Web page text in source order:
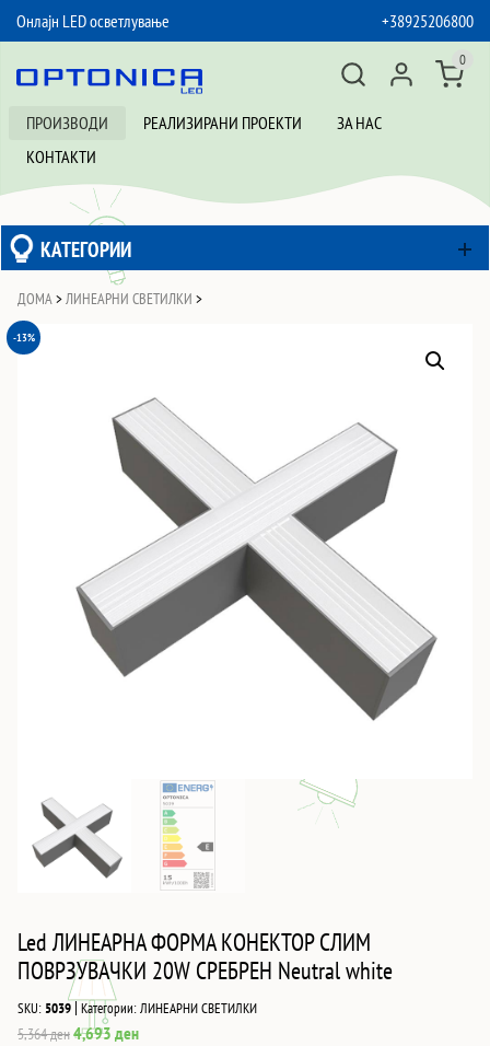
Онлајн LED осветлување
+38925206800
ПРОИЗВОДИ РЕАЛИЗИРАНИ ПРОЕКТИ
ЗА НАС
КОНТАКТИ
0
КАТЕГОРИИ
ДОМА > ЛИНЕАРНИ СВЕТИЛКИ >
-13%
Led ЛИНЕАРНА ФОРМА КОНЕКТОР СЛИМ
ПОВРЗУВАЧКИ 20W СРЕБРЕН Neutral white
SKU:5039|Категории:ЛИНЕАРНИ СВЕТИЛКИ
5,364денOriginal
4,693 денCurrent